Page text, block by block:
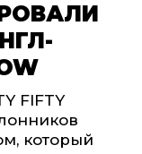
FIFTY
который